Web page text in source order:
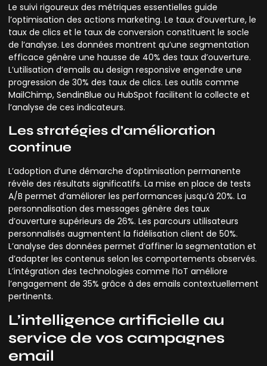
Le suivi rigoureux des métriques essentielles guide
l’optimisation des actions marketing. Le taux d’ouverture, le
taux de clics et le taux de conversion constituent le socle
de l’analyse. Les données montrent qu’une segmentation
efficace génère une hausse de 40% des taux d’ouverture.
L’utilisation d’emails au design responsive engendre une
progression de 30% des taux de clics. Les outils comme
MailChimp, SendinBlue ou HubSpot facilitent la collecte et
l’analyse de ces indicateurs.
Les stratégies d’amélioration
continue
L’adoption d’une démarche d’optimisation permanente
révèle des résultats significatifs. La mise en place de tests
A/B permet d’améliorer les performances jusqu’à 20%. La
personnalisation des messages génère des taux
d’ouverture supérieurs de 26%. Les parcours utilisateurs
personnalisés augmentent la fidélisation client de 50%.
L’analyse des données permet d’affiner la segmentation et
d’adapter les contenus selon les comportements observés.
L’intégration des technologies comme l’IoT améliore
l’engagement de 35% grâce à des emails contextuellement
pertinents.
L’intelligence artificielle au
service de vos campagnes
email